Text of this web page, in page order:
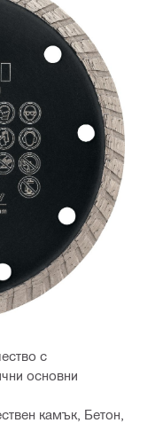
с
основни
камък, Бетон,